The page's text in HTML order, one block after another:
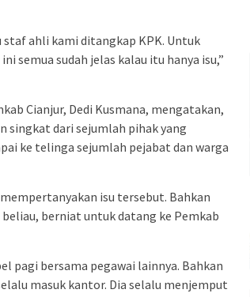
ahli kami ditangkap KPK. Untuk
semua sudah jelas kalau itu hanya isu,”
Cianjur, Dedi Kusmana, mengatakan,
singkat dari sejumlah pihak yang
ke telinga sejumlah pejabat dan warga
isu tersebut. Bahkan
berniat untuk datang ke Pemkab
pagi bersama pegawai lainnya. Bahkan
masuk kantor. Dia selalu menjemput